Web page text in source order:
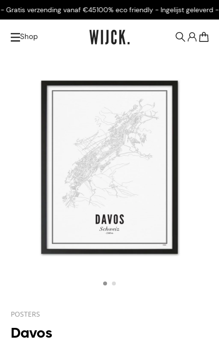
verzending vanaf €45100% eco friendly - Ingelijst geleverd -
Shop
POSTERS
Davos